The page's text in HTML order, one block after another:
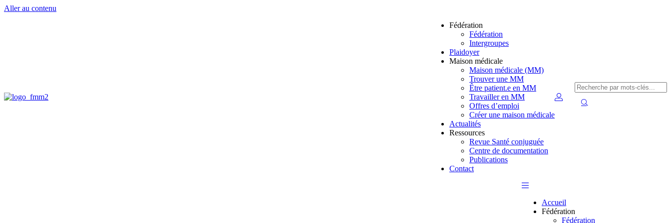
Aller au contenu
Fédération
Fédération
Intergroupes
Plaidoyer
Maison médicale
Maison médicale (MM)
Trouver une MM
Être patient.e en MM
Travailler en MM
Offres d’emploi
Créer une maison médicale
Actualités
Ressources
Revue Santé conjuguée
Centre de documentation
Publications
Contact
Accueil
Fédération
Fédération